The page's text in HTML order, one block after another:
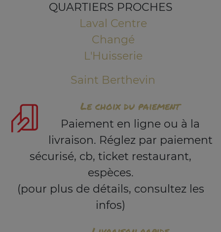
QUARTIERS PROCHES
Laval Centre
Changé
L'Huisserie
Saint Berthevin
Le choix du paiement
Paiement en ligne ou à la
livraison. Réglez par paiement
sécurisé, cb, ticket restaurant,
espèces.
(pour plus de détails, consultez les
infos)